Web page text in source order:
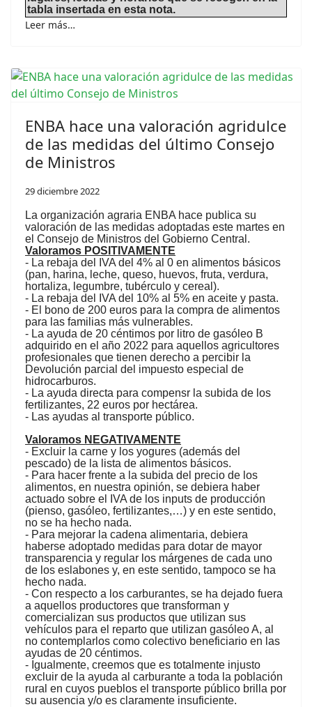
tabla insertada en esta nota.
Leer más…
ENBA hace una valoración agridulce
de las medidas del último Consejo
de Ministros
29 diciembre 2022
La organización agraria ENBA hace publica su
valoración de las medidas adoptadas este martes en
el Consejo de Ministros del Gobierno Central.
Valoramos POSITIVAMENTE
- La rebaja del IVA del 4% al 0 en alimentos básicos
(pan, harina, leche, queso, huevos, fruta, verdura,
hortaliza, legumbre, tubérculo y cereal).
- La rebaja del IVA del 10% al 5% en aceite y pasta.
- El bono de 200 euros para la compra de alimentos
para las familias más vulnerables.
- La ayuda de 20 céntimos por litro de gasóleo B
adquirido en el año 2022 para aquellos agricultores
profesionales que tienen derecho a percibir la
Devolución parcial del impuesto especial de
hidrocarburos.
- La ayuda directa para compensr la subida de los
fertilizantes, 22 euros por hectárea.
- Las ayudas al transporte público.
Valoramos NEGATIVAMENTE
- Excluir la carne y los yogures (además del
pescado) de la lista de alimentos básicos.
- Para hacer frente a la subida del precio de los
alimentos, en nuestra opinión, se debiera haber
actuado sobre el IVA de los inputs de producción
(pienso, gasóleo, fertilizantes,…) y en este sentido,
no se ha hecho nada.
- Para mejorar la cadena alimentaria, debiera
haberse adoptado medidas para dotar de mayor
transparencia y regular los márgenes de cada uno
de los eslabones y, en este sentido, tampoco se ha
hecho nada.
- Con respecto a los carburantes, se ha dejado fuera
a aquellos productores que transforman y
comercializan sus productos que utilizan sus
vehículos para el reparto que utilizan gasóleo A, al
no contemplarlos como colectivo beneficiario en las
ayudas de 20 céntimos.
- Igualmente, creemos que es totalmente injusto
excluir de la ayuda al carburante a toda la población
rural en cuyos pueblos el transporte público brilla por
su ausencia y/o es claramente insuficiente.